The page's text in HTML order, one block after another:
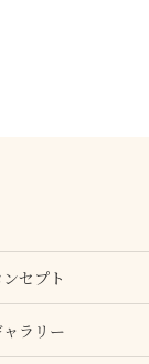
ンセプト
ャラリー